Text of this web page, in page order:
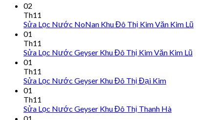
02
Th11
Sửa Lọc Nước NoNan Khu Đô Thị Kim Văn Kim Lũ
01
Th11
Sửa Lọc Nước Geyser Khu Đô Thị Kim Văn Kim Lũ
01
Th11
Sửa Lọc Nước Geyser Khu Đô Thị Đại Kim
01
Th11
Sửa Lọc Nước Geyser Khu Đô Thị Thanh Hà
01